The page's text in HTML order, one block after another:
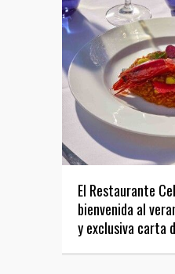
El Restaurante
bienvenida al
y exclusiva carta